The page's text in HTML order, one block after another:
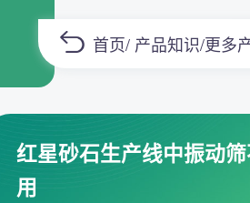
首页/ 产品知识/更多
红星砂石生产线中振动
用